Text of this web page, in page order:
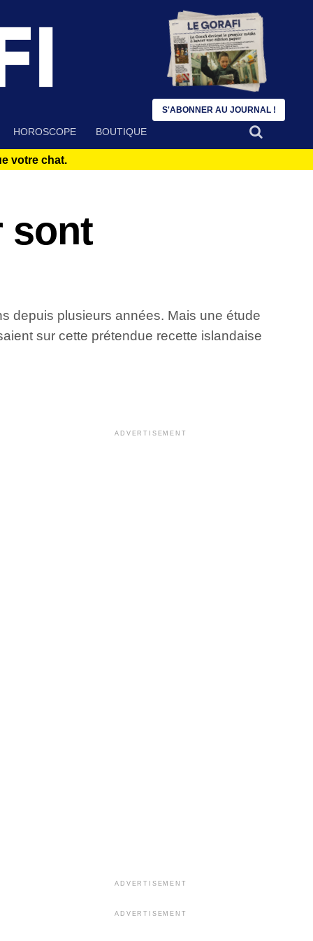
HOROSCOPE BOUTIQUE
votre chat.
sont
depuis plusieurs années. Mais une étude
sur cette prétendue recette islandaise
ADVERTISEMENT
ADVERTISEMENT
ADVERTISEMENT
S'ABONNER AU JOURNAL !